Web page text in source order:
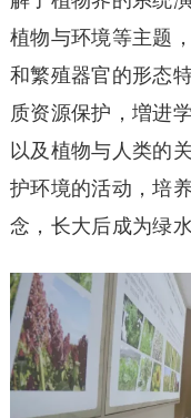
植物与环境等主题
和繁殖器官的形态
质资源保护，増进
以及植物与人类的
护环境的活动，培
念，长大后成为绿